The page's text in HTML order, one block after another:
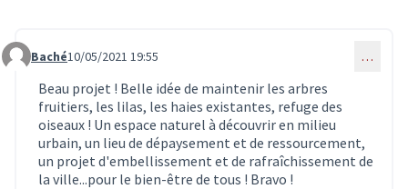
Commentaire 3314
Baché10/05/2021 19:55 …
Beau projet ! Belle idée de maintenir les arbres
fruitiers, les lilas, les haies existantes, refuge des
oiseaux ! Un espace naturel à découvrir en milieu
urbain, un lieu de dépaysement et de ressourcement,
un projet d'embellissement et de rafraîchissement de
la ville...pour le bien-être de tous ! Bravo !